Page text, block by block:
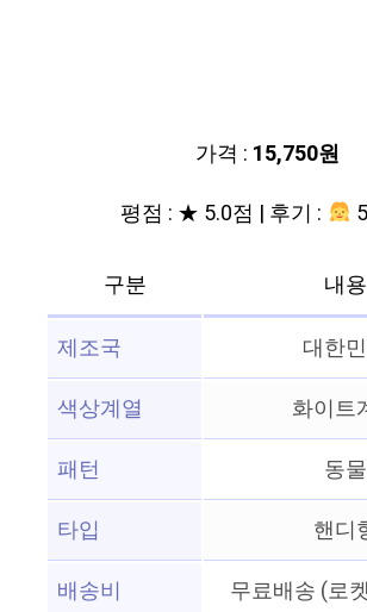
가격 : 15,750원
평점 : ★ 5.0점 | 후기 :
구분
내용
제조국
대한
색상계열
화이트
패턴
동물
타입
핸디
배송비
무료배송 (로